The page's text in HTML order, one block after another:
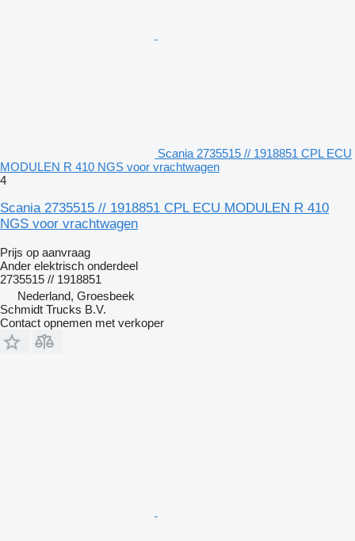
Scania 2735515 // 1918851 CPL ECU
MODULEN R 410 NGS voor vrachtwagen
4
Scania 2735515 // 1918851 CPL ECU MODULEN R 410
NGS voor vrachtwagen
Prijs op aanvraag
Ander elektrisch onderdeel
2735515 // 1918851
Nederland, Groesbeek
Schmidt Trucks B.V.
Contact opnemen met verkoper